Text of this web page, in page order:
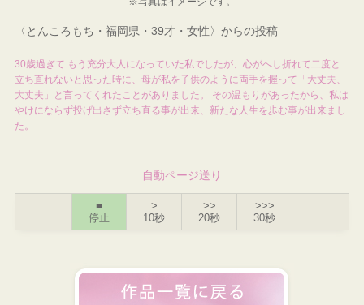
〈とんころもち・福岡県・39才・女性〉からの投稿
30歳過ぎて もう充分大人になっていた私でしたが、心がへし折れて二度と
立ち直れないと思った時に、母が私を子供のように両手を握って「大丈夫、
大丈夫」と言ってくれたことがありました。 その温もりがあったから、私は
やけにならず投げ出さず立ち直る事が出来、新たな人生を歩む事が出来まし
た。
自動ページ送り
■
停止
>
10秒
>>
20秒
>>>
30秒